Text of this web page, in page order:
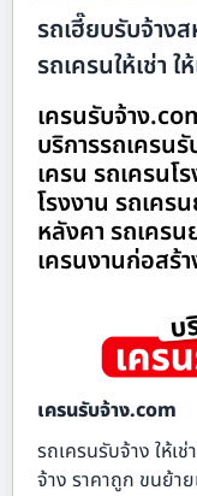
รถเฮี๊ยบรับจ้าง
รถเครนให้เช่า ใ
เครนรับจ้าง
บริการรถเครนรั
เครน รถเครนโ
โรงงาน รถเคร
หลังคา รถเคร
เครนงานก่อสร้
เครนรับจ้าง.com
รถเครนรับจ้าง ให้เ
จ้าง ราคาถูก ขนย้า